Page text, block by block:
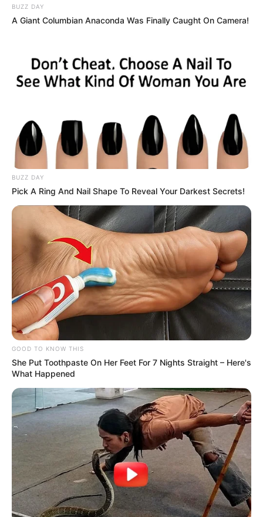
Matérias Bônus:
ACS/ACE: Tribunal decide: Valor da Insalubridade
Incentivo Financeiro: Plano de ação para Receber.
Fonte: JASB com informações da Agência Câmara de Notícias.
Edição Geral: JASB.
Encaminhamento de denúncia ao JASB: Acesse aqui.
Publicação:JASB - Jornal dos Agentes de Saúde do Brasil
-
www.jasb.com.br.
BUZZ DAY
A Giant Columbian Anaconda Was Finally Caught On Camera!
BUZZ DAY
Pick A Ring And Nail Shape To Reveal Your Darkest Secrets!
GOOD TO KNOW THIS
She Put Toothpaste On Her Feet For 7 Nights Straight – Here's
What Happened